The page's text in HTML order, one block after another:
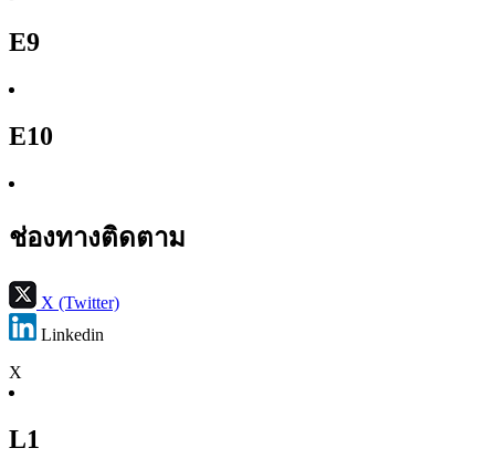
E9
E10
ช่องทางติดตาม
X (Twitter)
Linkedin
X
L1